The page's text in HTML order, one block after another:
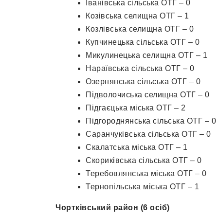
Іванівська сільська ОТГ – 0
Козівська селищна ОТГ – 1
Козлівська селищна ОТГ – 0
Купчинецька сільська ОТГ – 0
Микулинецька селищна ОТГ – 1
Нараївська сільська ОТГ – 0
Озернянська сільська ОТГ – 0
Підволочиська селищна ОТГ – 0
Підгаєцька міська ОТГ – 2
Підгороднянська сільська ОТГ – 0
Саранчуківська сільська ОТГ – 0
Скалатська міська ОТГ – 1
Скориківська сільська ОТГ – 0
Теребовлянська міська ОТГ – 0
Тернопільська міська ОТГ – 1
Чортківський район (6 осіб)